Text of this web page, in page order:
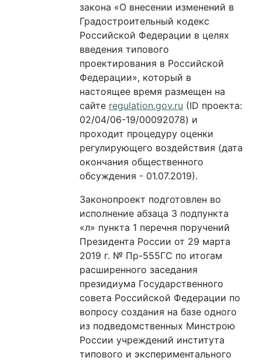
закона «О внесении изменений в
Градостроительный кодекс
Российской Федерации в целях
введения типового
проектирования в Российской
Федерации», который в
настоящее время размещен на
сайте regulation.gov.ru (ID проекта:
02/04/06-19/00092078) и
проходит процедуру оценки
регулирующего воздействия (дата
окончания общественного
обсуждения - 01.07.2019).
Законопроект подготовлен во
исполнение абзаца 3 подпункта
«л» пункта 1 перечня поручений
Президента России от 29 марта
2019 г. № Пр-555ГС по итогам
расширенного заседания
президиума Государственного
совета Российской Федерации по
вопросу создания на базе одного
из подведомственных Минстрою
России учреждений института
типового и экспериментального